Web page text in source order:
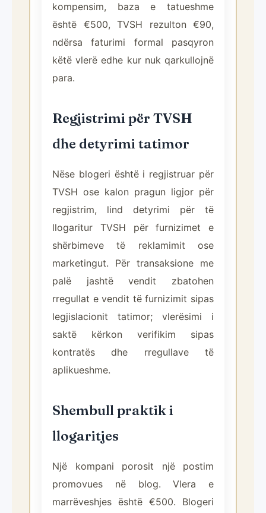
kompensim, baza e tatueshme
është €500, TVSH rezulton €90,
ndërsa faturimi formal pasqyron
këtë vlerë edhe kur nuk qarkullojnë
para.
Regjistrimi për TVSH
dhe detyrimi tatimor
Nëse blogeri është i regjistruar për
TVSH ose kalon pragun ligjor për
regjistrim, lind detyrimi për të
llogaritur TVSH për furnizimet e
shërbimeve të reklamimit ose
marketingut. Për transaksione me
palë jashtë vendit zbatohen
rregullat e vendit të furnizimit sipas
legjislacionit tatimor; vlerësimi i
saktë kërkon verifikim sipas
kontratës dhe rregullave të
aplikueshme.
Shembull praktik i
llogaritjes
Një kompani porosit një postim
promovues në blog. Vlera e
marrëveshjes është €500. Blogeri